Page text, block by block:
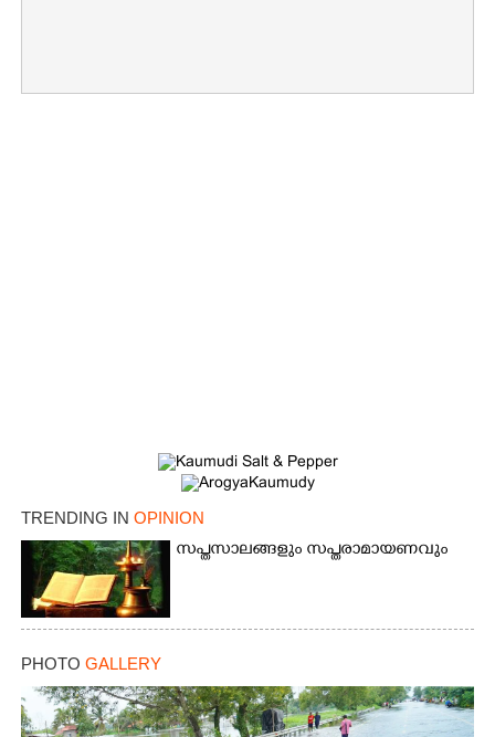
TRENDING IN OPINION
സപ്തസാലങ്ങളും സപ്തരാമായണവും
PHOTO GALLERY